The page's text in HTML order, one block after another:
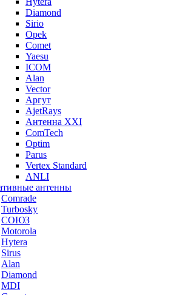
Diamond
Sirio
Opek
Comet
Yaesu
ICOM
Alan
Vector
Аргут
AjetRays
Антенна XXI
ComTech
Optim
Parus
Vertex Standard
ANLI
антенны
Comrade
Turbosky
СОЮЗ
Motorola
Hytera
Sirus
Alan
Diamond
MDI